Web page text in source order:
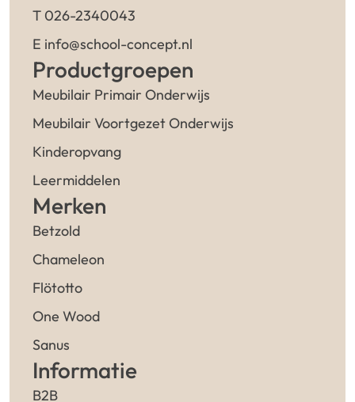
T 026-2340043
E info@school-concept.nl
Productgroepen
Meubilair Primair Onderwijs
Meubilair Voortgezet Onderwijs
Kinderopvang
Leermiddelen
Merken
Betzold
Chameleon
Flötotto
One Wood
Sanus
Informatie
B2B